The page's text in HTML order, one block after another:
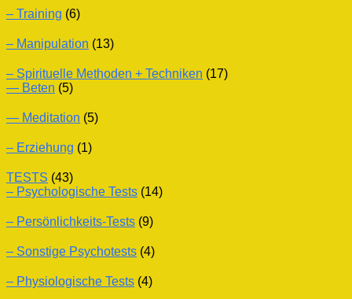
– Training (6)
– Manipulation (13)
– Spirituelle Methoden + Techniken (17)
— Beten (5)
— Meditation (5)
– Erziehung (1)
TESTS (43)
– Psychologische Tests (14)
– Persönlichkeits-Tests (9)
– Sonstige Psychotests (4)
– Physiologische Tests (4)